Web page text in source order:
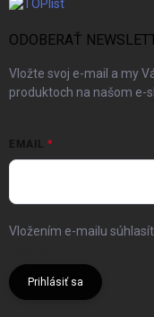
ODOBERAŤ
Vložte svoj e-mail a my
produktoch na našom e-
EMAIL
Vložením e-mailu
Prihlásiť sa